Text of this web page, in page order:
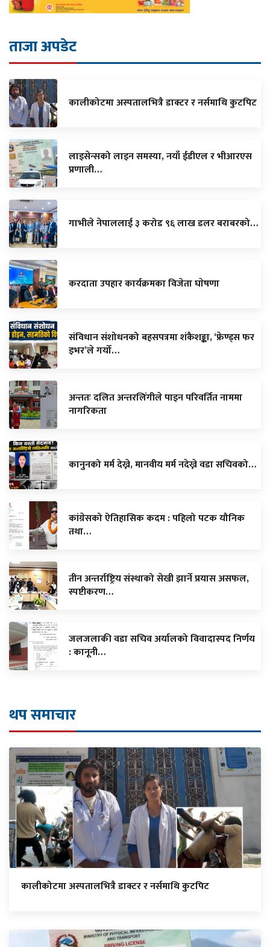
ताजा अपडेट
कालीकोटमा अस्पतालभित्रै डाक्टर र नर्समाथि कुटपिट
लाइसेन्सको लाइन समस्या, नयाँ ईडीएल र भीआरएस
प्रणाली…
गाभीले नेपाललाई ३ करोड ९६ लाख डलर बराबरको…
करदाता उपहार कार्यक्रमका विजेता घाेषणा
संविधान संशोधनको बहसपत्रमा शंकैशङ्का, ‘फ्रेण्ड्स फर
इभर’ले गर्यो…
अन्ततः दलित अन्तरलिंगीले पाइन परिवर्तित नाममा
नागरिकता
कानुनको मर्म देख्ने, मानवीय मर्म नदेख्ने वडा सचिवको…
कांग्रेसको ऐतिहासिक कदम : पहिलो पटक यौनिक
तथा…
तीन अन्तर्राष्ट्रिय संस्थाको सेखी झार्ने प्रयास असफल,
स्पष्टीकरण…
जलजलाकी वडा सचिव अर्यालको विवादास्पद निर्णय
: कानूनी…
थप समाचार
कालीकोटमा अस्पतालभित्रै डाक्टर र नर्समाथि कुटपिट